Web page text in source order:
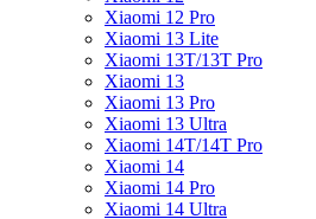
Xiaomi 12 Pro
Xiaomi 13 Lite
Xiaomi 13T/13T Pro
Xiaomi 13
Xiaomi 13 Pro
Xiaomi 13 Ultra
Xiaomi 14T/14T Pro
Xiaomi 14
Xiaomi 14 Pro
Xiaomi 14 Ultra